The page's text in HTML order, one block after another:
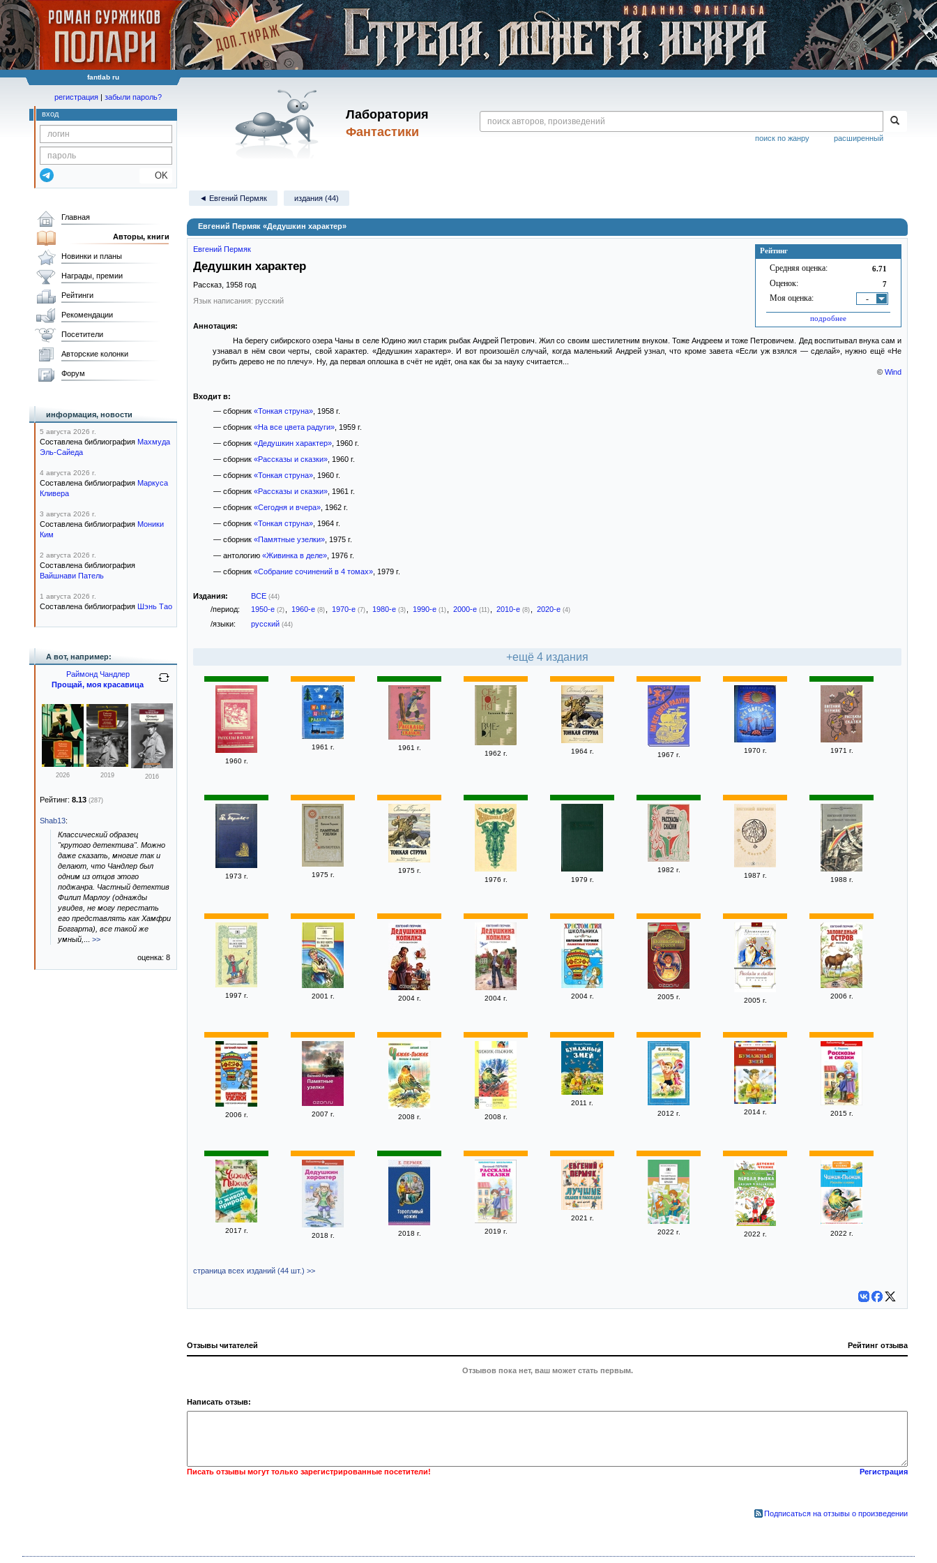
fantlab ru
Лаборатория
Фантастики
расширенный
поиск по жанру
регистрация | забыли пароль?
вход
OK
◄ Евгений Пермяк издания (44)
Евгений Пермяк «Дедушкин характер»
Рейтинг
Средняя оценка: 6.71
Оценок: 7
Моя оценка: -
подробнее
Евгений Пермяк
Дедушкин характер
Рассказ, 1958 год
Язык написания: русский
Аннотация:
На берегу сибирского озера Чаны в селе Юдино жил старик рыбак Андрей Петрович. Жил со своим шестилетним внуком. Тоже Андреем и тоже Петровичем. Дед воспитывал внука сам и
узнавал в нём свои черты, свой характер. «Дедушкин характер». И вот произошёл случай, когда маленький Андрей узнал, что кроме завета «Если уж взялся — сделай», нужно ещё «Не
рубить дерево не по плечу». Ну, да первая оплошка в счёт не идёт, она как бы за науку считается...
© Wind
Входит в:
— сборник «Тонкая струна», 1958 г.
— сборник «На все цвета радуги», 1959 г.
— сборник «Дедушкин характер», 1960 г.
— сборник «Рассказы и сказки», 1960 г.
— сборник «Тонкая струна», 1960 г.
— сборник «Рассказы и сказки», 1961 г.
— сборник «Сегодня и вчера», 1962 г.
— сборник «Тонкая струна», 1964 г.
— сборник «Памятные узелки», 1975 г.
— антологию «Живинка в деле», 1976 г.
— сборник «Собрание сочинений в 4 томах», 1979 г.
Издания: ВСЕ (44)
/период: 1950-е (2) 1960-е (8) 1970-е (7) 1980-е (3) 1990-е (1) 2000-е (11) 2010-е (8) 2020-е (4)
/языки: русский (44)
+ещё 4 издания
1960 г.
1961 г. 1961 г.
1962 г. 1964 г. 1967 г.
1970 г. 1971 г.
1973 г. 1975 г.
1975 г.
1976 г.
1979 г.
1982 г.
1987 г.
1988 г.
1997 г. 2001 г. 2004 г. 2004 г. 2004 г. 2005 г. 2005 г.
2006 г.
2006 г. 2007 г. 2008 г. 2008 г.
2011 г.
2012 г.
2014 г. 2015 г.
2017 г.
2018 г. 2018 г. 2019 г.
2021 г.
2022 г.
2022 г. 2022 г.
страница всех изданий (44 шт.) >>
Отзывы читателей Рейтинг отзыва
Отзывов пока нет, ваш может стать первым.
Написать отзыв:
Писать отзывы могут только зарегистрированные посетители! Регистрация
Подписаться на отзывы о произведении
Главная
Авторы, книги
Новинки и планы
Награды, премии
Рейтинги
Рекомендации
Посетители
Авторские колонки
Форум
информация, новости
5 августа 2026 г.
Составлена библиография Махмуда
Эль-Сайеда
4 августа 2026 г.
Составлена библиография Маркуса
Кливера
3 августа 2026 г.
Составлена библиография Моники
Ким
2 августа 2026 г.
Составлена библиография
Вайшнави Патель
1 августа 2026 г.
Составлена библиография Шэнь Тао
А вот, например:
Раймонд Чандлер
Прощай, моя красавица
2026 2019 2016
Рейтинг: 8.13 (287)
Shab13:
Классический образец
"крутого детектива". Можно
даже сказать, многие так и
делают, что Чандлер был
одним из отцов этого
поджанра. Частный детектив
Филип Марлоу (однажды
увидев, не могу перестать
его представлять как Хамфри
Боггарта), все такой же
умный,
>>
оценка: 8